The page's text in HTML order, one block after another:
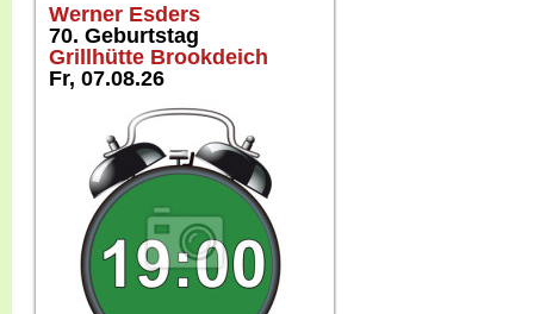
Werner Esders
70. Geburtstag
Grillhütte Brookdeich
Fr, 07.08.26